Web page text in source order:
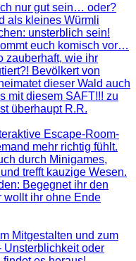
nur gut sein… oder?
als kleines Würmli
unsterblich sein!
euch komisch vor…
zauberhaft, wie ihr
Bevölkert von
dieser Wald auch
mit diesem SAFT!!! zu
überhaupt R.R.
Escape-Room-
mehr richtig fühlt.
durch Minigames,
trefft kauzige Wesen.
Begegnet ihr den
wollt ihr ohne Ende
Mitgestalten und zum
Unsterblichkeit oder